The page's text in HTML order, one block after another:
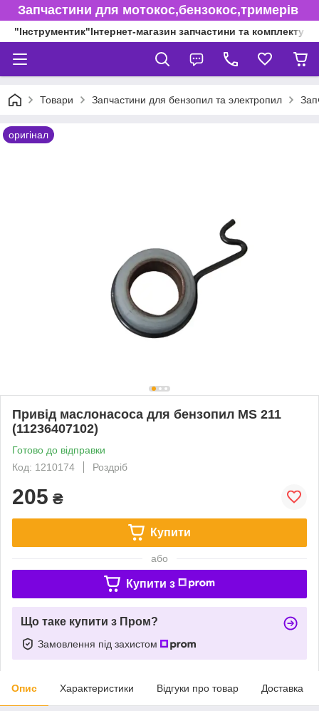
Запчастини для мотокос,бензокос,тримерів
"Інструментик"Інтернет-магазин запчастини та
Товари Запчастини для бензопил та электропил
оригінал
Привід маслонасоса для бензопил MS 211
(11236407102)
Готово до відправки
Код: 1210174
Роздріб
205 ₴
Купити
або
Купити з
Що таке купити з Пром?
Замовлення під захистом
Опис Характеристики Відгуки про товар Доставка